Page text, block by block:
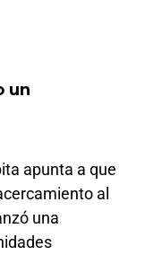
un
apunta a que
al
una